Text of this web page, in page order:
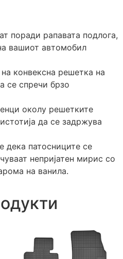
поради рапавата подлога,
вашиот автомобил
конвексна решетка на
се спречи брзо
околу решетките
да се задржува
дека патосниците се
непријатен мирис со
на ванила.